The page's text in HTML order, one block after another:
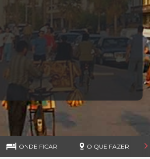
ONDE FICAR O QUE FAZER